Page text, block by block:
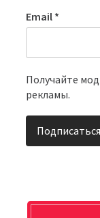
Email *
Получайте
рекламы.